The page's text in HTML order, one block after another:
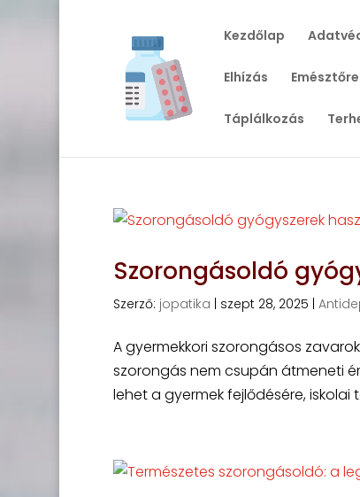
Kezdőlap
Elhízás
Táplálkozás
Szorongásoldó
Szerző: jopatika szept 28, 2025
A gyermekkori szorongásos
szorongás nem csupán átmeneti
lehet a gyermek fejlődésére, iskolai